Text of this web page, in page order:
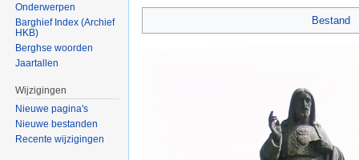
Bestand
Onderwerpen
Barghief Index (Archief
HKB)
Berghse woorden
Jaartallen
Wijzigingen
Nieuwe pagina's
Nieuwe bestanden
Recente wijzigingen